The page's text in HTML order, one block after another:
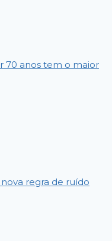
70 anos tem o maior
regra de ruído